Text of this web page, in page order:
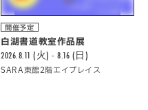
開催予定
白湖書道教室作品展
2026.8.11 (火) - 8.16 (日)
SARA東館2階エイプレイス